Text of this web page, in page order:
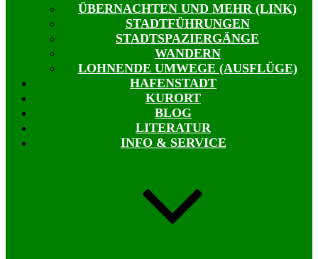
ÜBERNACHTEN UND MEHR (LINK)
STADTFÜHRUNGEN
STADTSPAZIERGÄNGE
WANDERN
LOHNENDE UMWEGE (AUSFLÜGE)
HAFENSTADT
KURORT
BLOG
LITERATUR
INFO & SERVICE